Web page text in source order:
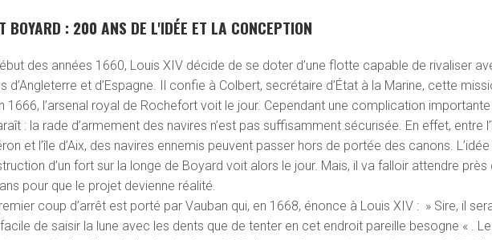
BOYARD : 200 ANS DE L'IDÉE ET LA CONCEPTION
des années 1660, Louis XIV décide de se doter d’une flotte capable de rivaliser
d’Angleterre et d’Espagne. Il confie à Colbert, secrétaire d’État à la Marine, cette
1666, l’arsenal royal de Rochefort voit le jour. Cependant une complication importante
: la rade d’armement des navires n’est pas suffisamment sécurisée. En effet, entre
et l’île d’Aix, des navires ennemis peuvent passer hors de portée des canons.
d’un fort sur la longe de Boyard voit alors le jour. Mais, il va falloir attendre près
pour que le projet devienne réalité.
coup d’arrêt est porté par Vauban qui, en 1668, énonce à Louis XIV : » Sire, il
de saisir la lune avec les dents que de tenter en cet endroit pareille besogne « . Le